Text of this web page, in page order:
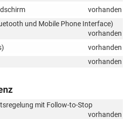
vorhanden
und Mobile Phone Interface)
vorhanden
vorhanden
vorhanden
mit Follow-to-Stop
vorhanden